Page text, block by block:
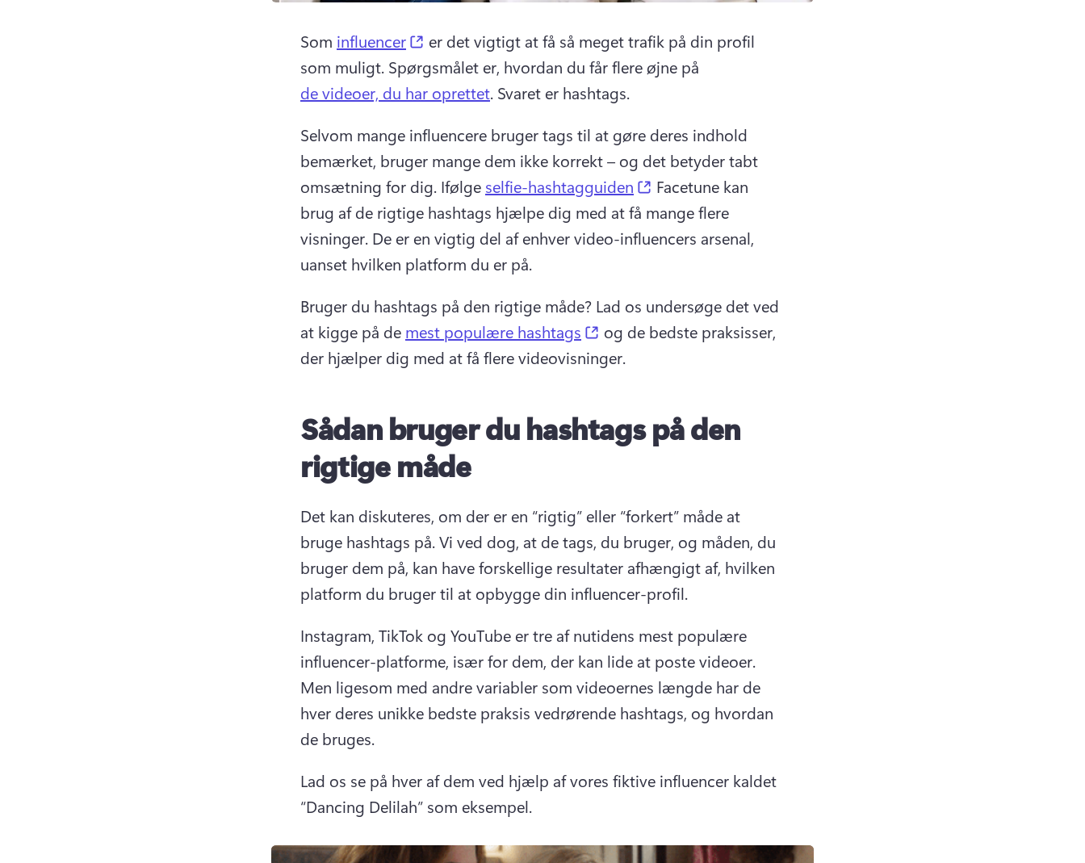
Som influencer (opens in a new tab)
er det vigtigt at få så meget trafik på din profil
som muligt. Spørgsmålet er, hvordan du får flere øjne på
de videoer, du har oprettet. Svaret er hashtags.
Selvom mange influencere bruger tags til at gøre deres indhold
bemærket, bruger mange dem ikke korrekt – og det betyder tabt
omsætning for dig. Ifølge selfie-hashtagguiden (opens in a new tab)
Facetune kan
brug af de rigtige hashtags hjælpe dig med at få mange flere
visninger. De er en vigtig del af enhver video-influencers arsenal,
uanset hvilken platform du er på.
Bruger du hashtags på den rigtige måde? Lad os undersøge det ved
at kigge på de mest populære hashtags (opens in a new tab)
og de bedste praksisser,
der hjælper dig med at få flere videovisninger.
Sådan bruger du hashtags på den
rigtige måde
Det kan diskuteres, om der er en “rigtig” eller “forkert” måde at
bruge hashtags på. Vi ved dog, at de tags, du bruger, og måden, du
bruger dem på, kan have forskellige resultater afhængigt af, hvilken
platform du bruger til at opbygge din influencer-profil.
Instagram, TikTok og YouTube er tre af nutidens mest populære
influencer-platforme, især for dem, der kan lide at poste videoer.
Men ligesom med andre variabler som videoernes længde har de
hver deres unikke bedste praksis vedrørende hashtags, og hvordan
de bruges.
Lad os se på hver af dem ved hjælp af vores fiktive influencer kaldet
“Dancing Delilah” som eksempel.